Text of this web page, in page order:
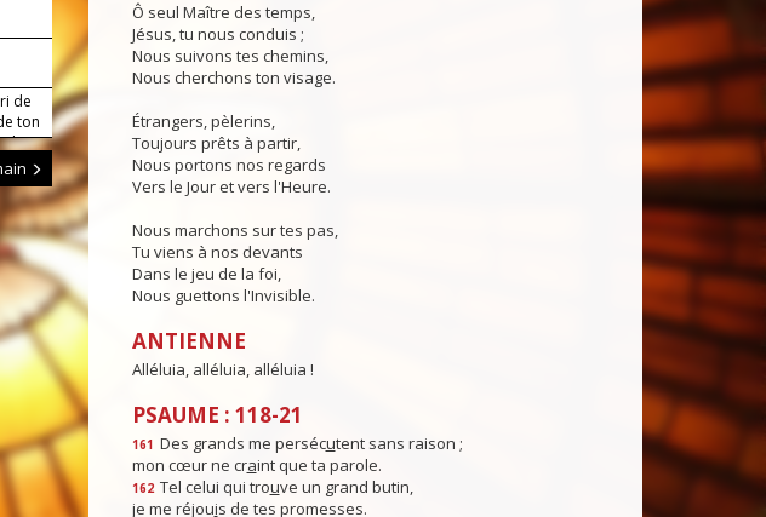
de
ton
le
Ô seul Maître des temps,
Jésus, tu nous conduis ;
Nous suivons tes chemins,
Nous cherchons ton visage.
Étrangers, pèlerins,
Toujours prêts à partir,
Nous portons nos regards
Vers le Jour et vers l'Heure.
Nous marchons sur tes pas,
Tu viens à nos devants
Dans le jeu de la foi,
Nous guettons l'Invisible.
ANTIENNE
Alléluia, alléluia, alléluia !
PSAUME : 118-21
161 Des grands me persécutent sans raison ;
mon cœur ne craint que ta parole.
162 Tel celui qui trouve un grand butin,
je me réjouis de tes promesses.